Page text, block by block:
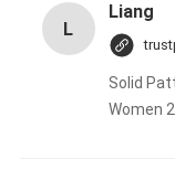
L
Liang
Solid
Women